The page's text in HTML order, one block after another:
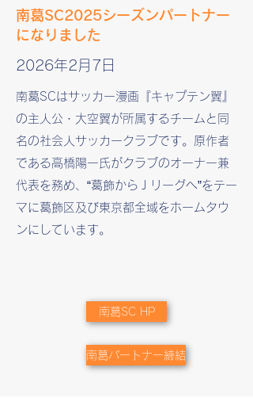
南葛SC​2025シーズンパートナー
になりました
2026年2月7日
南葛SCはサッカー漫画『キャプテン翼』
の主人公・大空翼が所属するチームと同
名の社会人サッカークラブです。原作者
である高橋陽一氏がクラブのオーナー兼
代表を務め、“葛飾からＪリーグへ”をテー
マに葛飾区及び東京都全域をホームタウ
ンにしています。
南葛SC HP
南葛パートナー締結